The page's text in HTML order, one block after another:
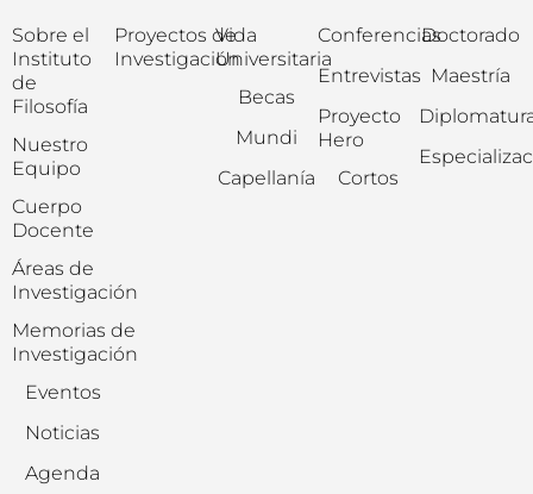
Sobre el
Instituto
de
Filosofía
Nuestro
Equipo
Cuerpo
Docente
Áreas de
Investigación
Memorias de
Investigación
Eventos
Noticias
Agenda
Proyectos de
Investigación
Vida
Universitaria
Becas
Mundi
Capellanía
Conferencias
Entrevistas
Proyecto
Hero
Cortos
Doctorado
Maestría